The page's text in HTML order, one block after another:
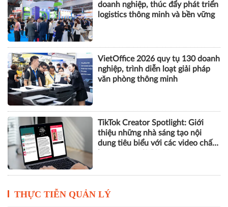
doanh nghiệp, thúc đẩy phát triển
logistics thông minh và bền vững
VietOffice 2026 quy tụ 130 doanh
nghiệp, trình diễn loạt giải pháp
văn phòng thông minh
TikTok Creator Spotlight: Giới
thiệu những nhà sáng tạo nội
dung tiêu biểu với các video chất
THỰC TIỄN QUẢN LÝ